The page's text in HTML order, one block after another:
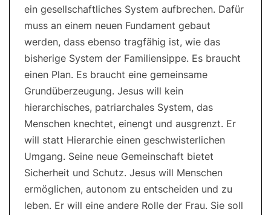
ein gesellschaftliches System aufbrechen. Dafür
muss an einem neuen Fundament gebaut
werden, dass ebenso tragfähig ist, wie das
bisherige System der Familiensippe. Es braucht
einen Plan. Es braucht eine gemeinsame
Grundüberzeugung. Jesus will kein
hierarchisches, patriarchales System, das
Menschen knechtet, einengt und ausgrenzt. Er
will statt Hierarchie einen geschwisterlichen
Umgang. Seine neue Gemeinschaft bietet
Sicherheit und Schutz. Jesus will Menschen
ermöglichen, autonom zu entscheiden und zu
leben. Er will eine andere Rolle der Frau. Sie soll